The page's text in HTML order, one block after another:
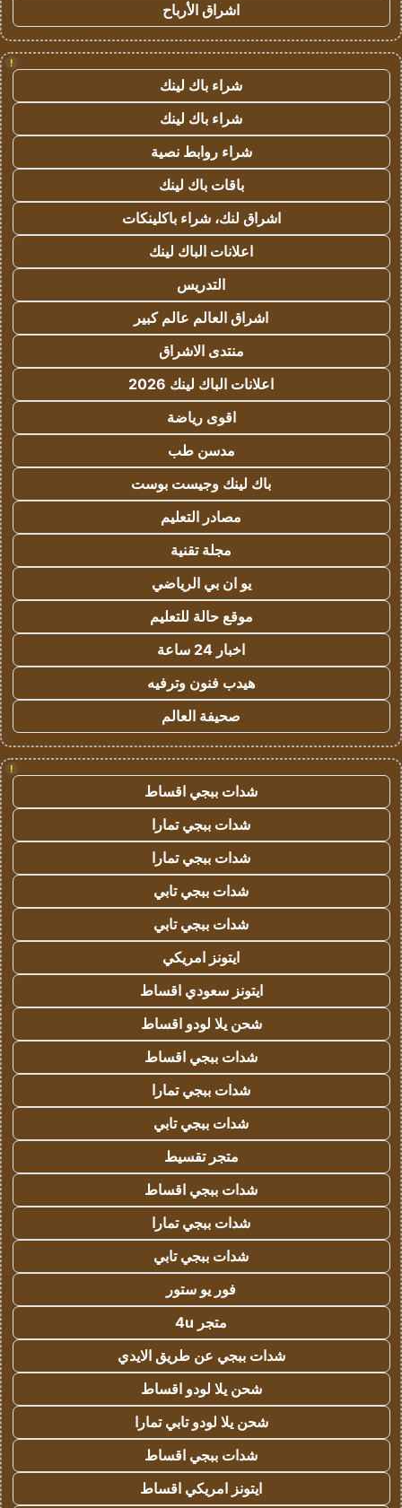
اشراق الأرباح
!
شراء باك لينك
شراء باك لينك
شراء روابط نصية
باقات باك لينك
اشراق لنك، شراء باكلينكات
اعلانات الباك لينك
التدريس
اشراق العالم عالم كبير
منتدى الاشراق
اعلانات الباك لينك 2026
اقوى رياضة
مدسن طب
باك لينك وجيست بوست
مصادر التعليم
مجلة تقنية
يو ان بي الرياضي
موقع حالة للتعليم
اخبار 24 ساعة
هيدب فنون وترفيه
صحيفة العالم
!
شدات ببجي اقساط
شدات ببجي تمارا
شدات ببجي تمارا
شدات ببجي تابي
شدات ببجي تابي
ايتونز امريكي
ايتونز سعودي اقساط
شحن يلا لودو اقساط
شدات ببجي اقساط
شدات ببجي تمارا
شدات ببجي تابي
متجر تقسيط
شدات ببجي اقساط
شدات ببجي تمارا
شدات ببجي تابي
فور يو ستور
متجر 4u
شدات ببجي عن طريق الايدي
شحن يلا لودو اقساط
شحن يلا لودو تابي تمارا
شدات ببجي اقساط
ايتونز امريكي اقساط